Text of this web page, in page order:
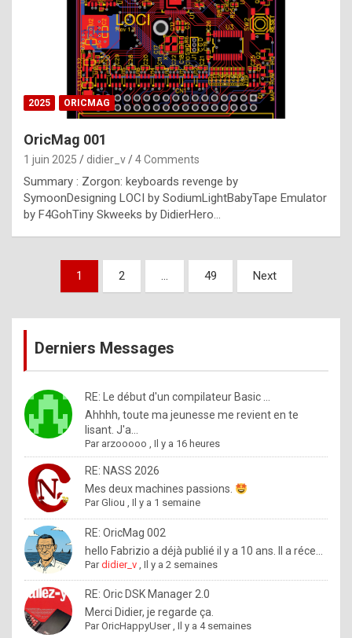
t
p
h
o
n
y
l
e
x
a
%
m
a
d
b
y
o
l
e
x
2025 ORICMAG
OricMag 001
1 juin 2025 didier_v 4 Comments
Summary : Zorgon: keyboards revenge by
SymoonDesigning LOCI by SodiumLightBabyTape Emulator
by F4GohTiny Skweeks by DidierHero…
Pagination
publications
1 2 … 49 Next
Derniers Messages
RE: Le début d'un compilateur Basic ...
Ahhhh, toute ma jeunesse me revient en te
lisant. J'a...
Par arzooooo ,Il y a 16 heures
RE: NASS 2026
Mes deux machines passions.
ParGliou ,Il y a 1 semaine
RE: OricMag 002
hello Fabrizio a déjà publié il y a 10 ans. Il a réce...
Pardidier_v ,Il y a 2 semaines
RE: Oric DSK Manager 2.0
Merci Didier, je regarde ça.
ParOricHappyUser,Il y a 4 semaines